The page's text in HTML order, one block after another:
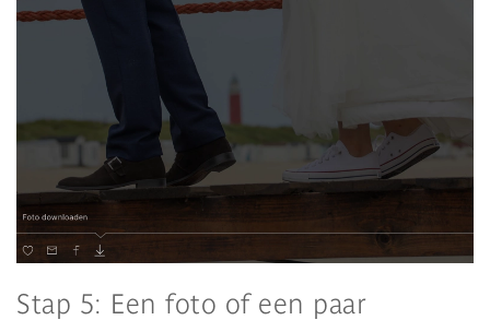
Stap 5: Een foto of een paar